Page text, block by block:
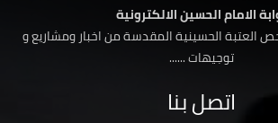
الامام الحسين الالكترونية
العتبة الحسينية المقدسة من اخبار ومشاريع و
توجيهات ......
اتصل بنا